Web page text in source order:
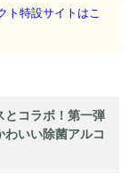
ト特設サイトはこ
とコラボ！第一弾
いい除菌アルコ